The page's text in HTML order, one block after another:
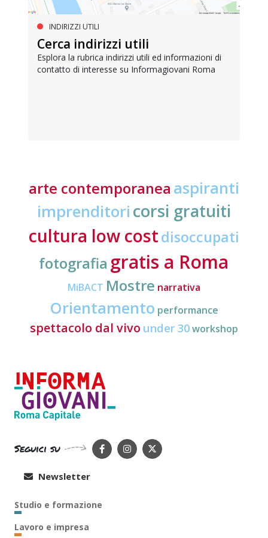
INDIRIZZI UTILI
Cerca indirizzi utili
Esplora la rubrica indirizzi utili ed informazioni di
contatto di interesse su Informagiovani Roma
arte contemporanea aspiranti
imprenditori corsi gratuiti
cultura low costdisoccupati
fotografia gratis a Roma
MiBACT Mostre narrativa
Orientamento performance
spettacolo dal vivo under 30workshop
Seguici su
Newsletter
Studio e formazione
Lavoro e impresa